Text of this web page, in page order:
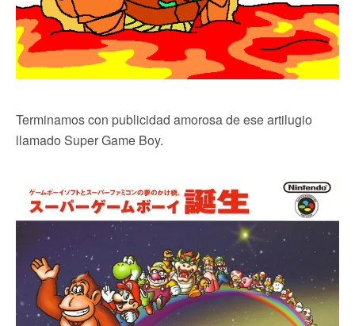
Terminamos con publicidad amorosa de ese artilugio
llamado Super Game Boy.